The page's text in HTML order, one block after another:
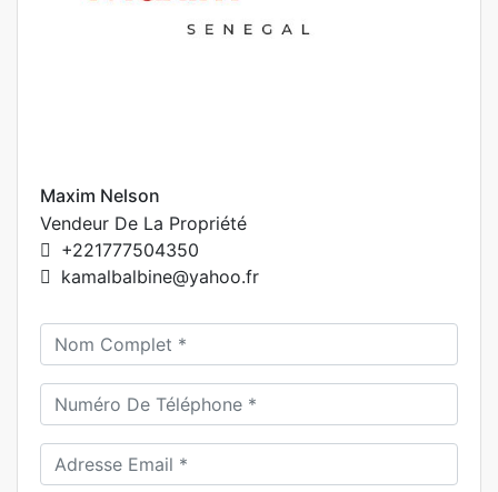
Maxim Nelson
Vendeur De La Propriété
+221777504350
kamalbalbine@yahoo.fr